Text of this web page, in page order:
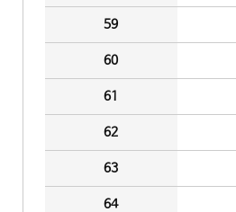
59
60
61
62
63
64